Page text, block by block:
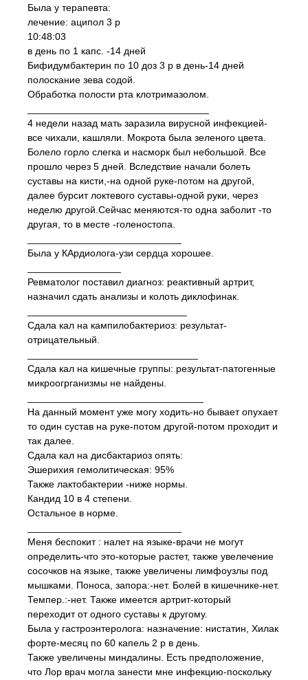
Была у терапевта:
лечение: аципол 3 р
10:48:03
в день по 1 капс. -14 дней
Бифидумбактерин по 10 доз 3 р в день-14 дней
полоскание зева содой.
Обработка полости рта клотримазолом.
4 недели назад мать заразила вирусной инфекцией-
все чихали, кашляли. Мокрота была зеленого цвета.
Болело горло слегка и насморк был небольшой. Все
прошло через 5 дней. Вследствие начали болеть
суставы на кисти,-на одной руке-потом на другой,
далее бурсит локтевого суставы-одной руки, через
неделю другой.Сейчас меняются-то одна заболит -то
другая, то в месте -голеностопа.
Была у КАрдиолога-узи сердца хорошее.
Ревматолог поставил диагноз: реактивный артрит,
назначил сдать анализы и колоть диклофинак.
Сдала кал на кампилобактериоз: результат-
отрицательный.
Сдала кал на кишечные группы: результат-патогенные
микроогрганизмы не найдены.
На данный момент уже могу ходить-но бывает опухает
то один сустав на руке-потом другой-потом проходит и
так далее.
Сдала кал на дисбактариоз опять:
Эшерихия гемолитическая: 95%
Также лактобактерии -ниже нормы.
Кандид 10 в 4 степени.
Остальное в норме.
Меня беспокит : налет на языке-врачи не могут
определить-что это-которые растет, также увелечение
сосочков на языке, также увеличены лимфоузлы под
мышками. Поноса, запора:-нет. Болей в кишечнике-нет.
Темпер.:-нет. Также имеется артрит-который
переходит от одного суставы к другому.
Была у гастроэнтеролога: назначение: нистатин, Хилак
форте-месяц по 60 капель 2 р в день.
Также увеличены миндалины. Есть предположение,
что Лор врач могла занести мне инфекцию-поскольку